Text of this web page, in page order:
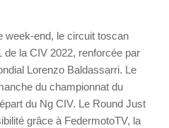
week-end, le circuit toscan
la CIV 2022, renforcée par
Lorenzo Baldassarri. Le
du championnat du
du Ng CIV. Le Round Just
grâce à FedermotoTV, la